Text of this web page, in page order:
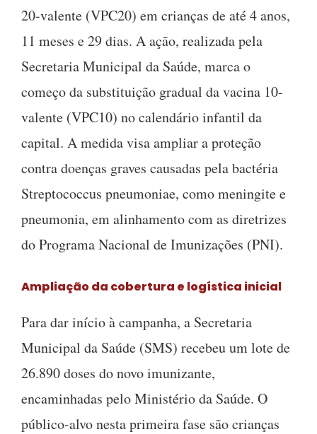
20-valente (VPC20) em crianças de até 4 anos,
11 meses e 29 dias. A ação, realizada pela
Secretaria Municipal da Saúde, marca o
começo da substituição gradual da vacina 10-
valente (VPC10) no calendário infantil da
capital. A medida visa ampliar a proteção
contra doenças graves causadas pela bactéria
Streptococcus pneumoniae, como meningite e
pneumonia, em alinhamento com as diretrizes
do Programa Nacional de Imunizações (PNI).
Ampliação da cobertura e logística inicial
Para dar início à campanha, a Secretaria
Municipal da Saúde (SMS) recebeu um lote de
26.890 doses do novo imunizante,
encaminhadas pelo Ministério da Saúde. O
público-alvo nesta primeira fase são crianças